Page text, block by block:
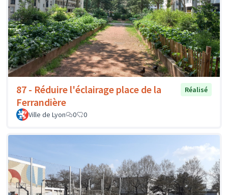
87 - Réduire l'éclairage place de la
Ferrandière
Réalisé
Ville de Lyon 0 0